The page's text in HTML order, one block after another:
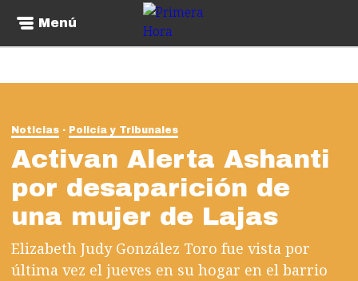
Menú
Noticias Policía y Tribunales
Activan Alerta Ashanti
por desaparición de
una mujer de Lajas
Elizabeth Judy González Toro fue vista por
última vez el jueves en su hogar en el barrio